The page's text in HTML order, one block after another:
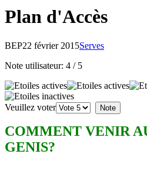
Plan d'Accès
BEP22 février 2015Serves
Note utilisateur: 4 / 5
Veuillez voter
COMMENT VENIR
GENIS?